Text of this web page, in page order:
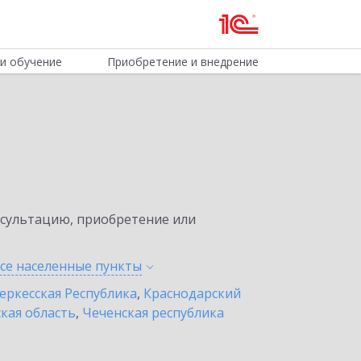
обучение Приобретение и внедрение
приобретение или
населенные пункты
Республика, Краснодарский
область, Чеченская республика